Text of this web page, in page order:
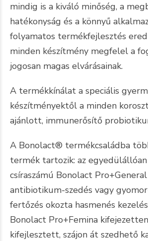
mindig is a kiváló minőség, a
hatékonyság és a könnyű
folyamatos termékfejlesztés
minden készítmény megfelel a
jogosan magas elvárásainak.
A termékkínálat a speciális
készítményektől a minden
ajánlott, immunerősítő
A Bonolact® termékcsaládba
termék tartozik: az egyedülállóan
csíraszámú Bonolact
antibiotikum-szedés vagy
fertőzés okozta hasmenés
Bonolact Pro+Femina
kifejlesztett, szájon át szedhető